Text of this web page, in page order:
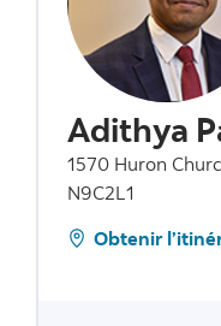
Adithya
1570 Huron
N9C2L1
Obtenir